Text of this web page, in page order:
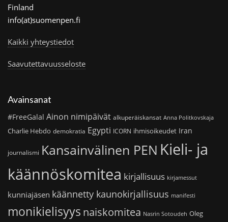
Finland
info(at)suomenpen.fi
Kaikki yhteystiedot
Saavutettavuusseloste
Avainsanat
#FreeGalal Ainon nimipäivät alkuperäiskansat Anna Politkovskaja
Charlie Hebdo demokratia Egypti ICORN ihmisoikeudet Iran
journalismi Kansainvälinen PEN Kieli- ja
käännöskomitea kirjallisuus kirjamessut
kunniajäsen käännetty kaunokirjallisuus manifesti
monikielisyys naiskomitea Nasrin Sotoudeh Oleg